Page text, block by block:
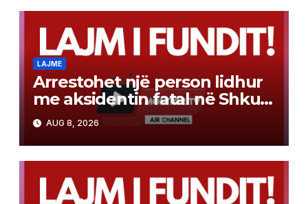
LAJME
Arrestohet një person lidhur
me aksidentin fatal në Shkup,
ku dje humbi jetën një 19-
vjeçar
AUG 8, 2026